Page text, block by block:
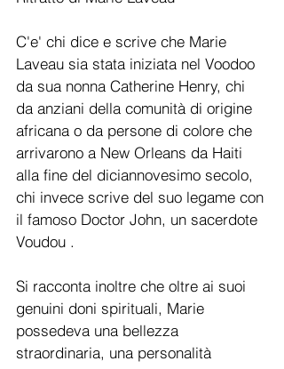
C'e' chi dice e scrive che Marie
Laveau sia stata iniziata nel Voodoo
da sua nonna Catherine Henry, chi
da anziani della comunità di origine
africana o da persone di colore che
arrivarono a New Orleans da Haiti
alla fine del diciannovesimo secolo,
chi invece scrive del suo legame con
il famoso Doctor John, un sacerdote
Voudou .
Si racconta inoltre che oltre ai suoi
genuini doni spirituali, Marie
possedeva una bellezza
straordinaria, una personalità